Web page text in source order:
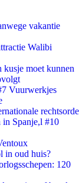
vakantie
Walibi
moet kunnen
Vuurwerkjes
rechtsorde
in Spanje,l #10
in oud huis?
120